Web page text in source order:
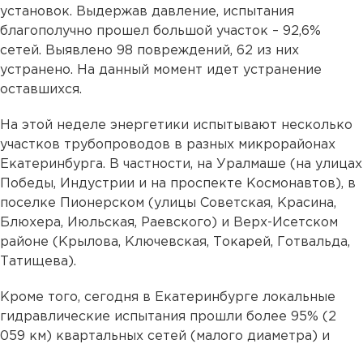
установок. Выдержав давление, испытания
благополучно прошел большой участок – 92,6%
сетей. Выявлено 98 повреждений, 62 из них
устранено. На данный момент идет устранение
оставшихся.
На этой неделе энергетики испытывают несколько
участков трубопроводов в разных микрорайонах
Екатеринбурга. В частности, на Уралмаше (на улицах
Победы, Индустрии и на проспекте Космонавтов), в
поселке Пионерском (улицы Советская, Красина,
Блюхера, Июльская, Раевского) и Верх-Исетском
районе (Крылова, Ключевская, Токарей, Готвальда,
Татищева).
Кроме того, сегодня в Екатеринбурге локальные
гидравлические испытания прошли более 95% (2
059 км) квартальных сетей (малого диаметра) и